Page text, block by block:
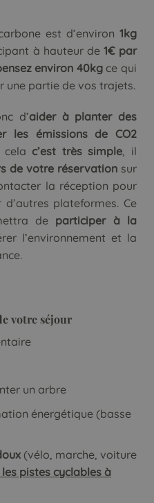
est d’environ 1kg
à hauteur de1€ par
environ 40kgce qui
une partie de vos trajets.
d’aider à planter des
les émissions de CO2
cela c’est très simple, il
de votre réservation sur
la réception pour
plateformes. Ce
de participer à la
l’environnement et la
votre séjour
un arbre
énergétique (basse
(vélo, marche, voiture
pistes cyclables à